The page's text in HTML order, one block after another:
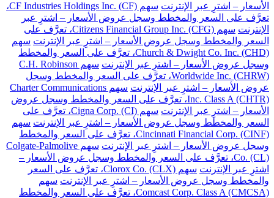
الأسعار – اشترِ عبر الإنترنت
سهم CF Industries Holdings Inc. (CF)،
تعرَّف على السعر والمخطط وسجل عروض الأسعار – اشترِ عبر
الإنترنت
سهم Citizens Financial Group Inc. (CFG)، تعرَّف على
السعر والمخطط وسجل عروض الأسعار – اشترِ عبر الإنترنت سهم
Church & Dwight Co. Inc. (CHD)، تعرَّف على السعر والمخطط
وسجل عروض الأسعار – اشترِ عبر الإنترنت
سهم C.H. Robinson
Worldwide Inc. (CHRW)، تعرَّف على السعر والمخطط وسجل
عروض الأسعار – اشترِ عبر الإنترنت
سهم Charter Communications
Inc. Class A (CHTR)، تعرَّف على السعر والمخطط وسجل عروض
الأسعار – اشترِ عبر الإنترنت
سهم Cigna Corp. (CI)، تعرَّف على
السعر والمخطط وسجل عروض الأسعار – اشترِ عبر الإنترنت سهم
Cincinnati Financial Corp. (CINF)، تعرَّف على السعر والمخطط
وسجل عروض الأسعار – اشترِ عبر الإنترنت
سهم Colgate-Palmolive
Co. (CL)، تعرَّف على السعر والمخطط وسجل عروض الأسعار –
اشترِ عبر الإنترنت
سهم Clorox Co. (CLX)، تعرَّف على السعر
والمخطط وسجل عروض الأسعار – اشترِ عبر الإنترنت سهم
Comcast Corp. Class A (CMCSA)، تعرَّف على السعر والمخطط